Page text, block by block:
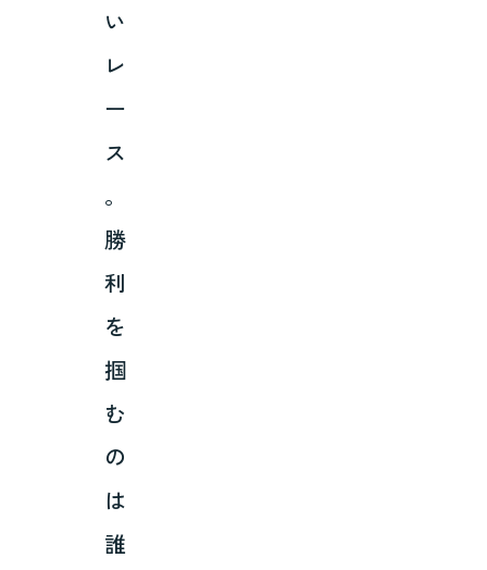
い
レ
ー
ス
。
勝
利
を
掴
む
の
は
誰